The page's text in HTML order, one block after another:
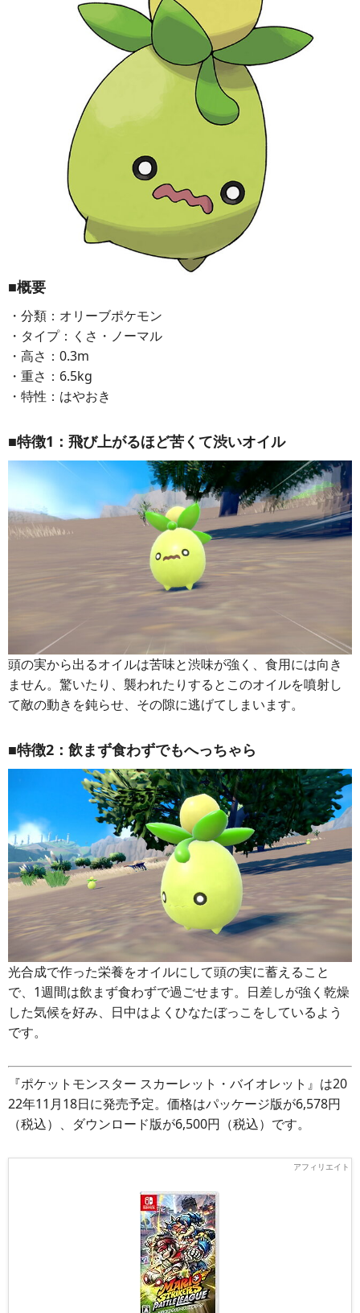
■概要
・分類：オリーブポケモン
・タイプ：くさ・ノーマル
・高さ：0.3m
・重さ：6.5kg
・特性：はやおき
■特徴1：飛び上がるほど苦くて渋いオイル
頭の実から出るオイルは苦味と渋味が強く、食用には向き
ません。驚いたり、襲われたりするとこのオイルを噴射し
て敵の動きを鈍らせ、その隙に逃げてしまいます。
■特徴2：飲まず食わずでもへっちゃら
光合成で作った栄養をオイルにして頭の実に蓄えること
で、1週間は飲まず食わずで過ごせます。日差しが強く乾燥
した気候を好み、日中はよくひなたぼっこをしているよう
です。
『ポケットモンスター スカーレット・バイオレット』は20
22年11月18日に発売予定。価格はパッケージ版が6,578円
（税込）、ダウンロード版が6,500円（税込）です。